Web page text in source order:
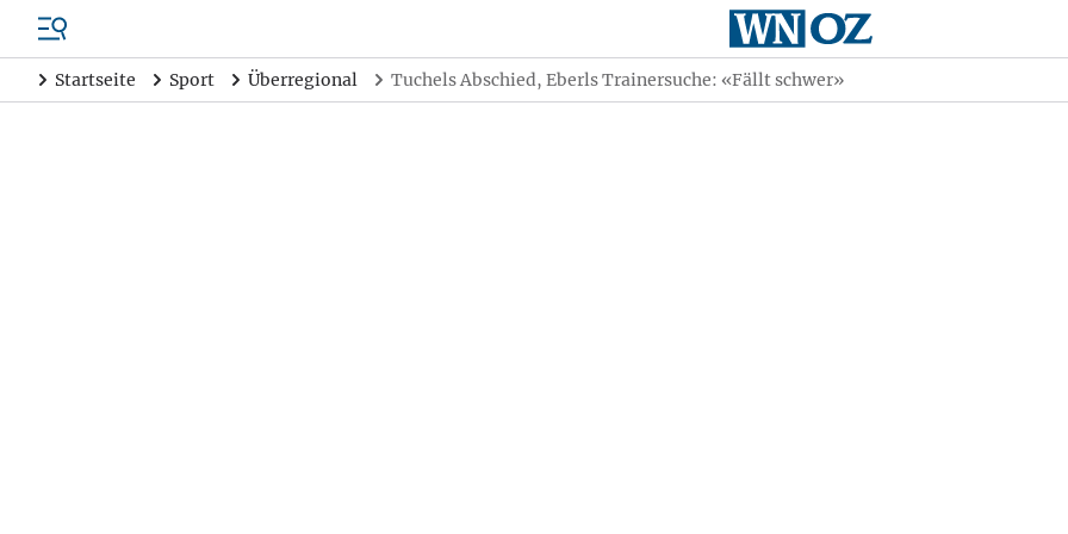
Startseite Sport Überregional Tuchels Abschied, Eberls Trainersuche: «Fällt schwer»